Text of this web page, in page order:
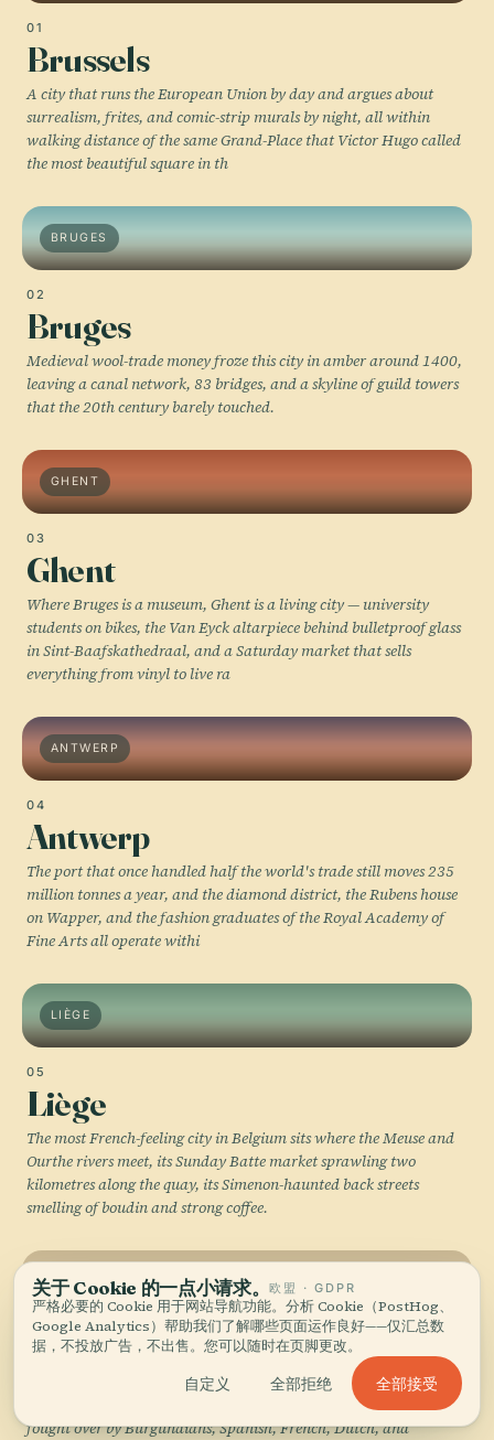
01
Brussels
A city that runs the European Union by day and argues about
surrealism, frites, and comic-strip murals by night, all within
walking distance of the same Grand-Place that Victor Hugo called
the most beautiful square in th
BRUGES
02
Bruges
Medieval wool-trade money froze this city in amber around 1400,
leaving a canal network, 83 bridges, and a skyline of guild towers
that the 20th century barely touched.
GHENT
03
Ghent
Where Bruges is a museum, Ghent is a living city — university
students on bikes, the Van Eyck altarpiece behind bulletproof glass
in Sint-Baafskathedraal, and a Saturday market that sells
everything from vinyl to live ra
ANTWERP
04
Antwerp
The port that once handled half the world's trade still moves 235
million tonnes a year, and the diamond district, the Rubens house
on Wapper, and the fashion graduates of the Royal Academy of
Fine Arts all operate withi
LIÈGE
05
Liège
The most French-feeling city in Belgium sits where the Meuse and
Ourthe rivers meet, its Sunday Batte market sprawling two
kilometres along the quay, its Simenon-haunted back streets
smelling of boudin and strong coffee.
NAMUR
06
A citadel on a rock where the Sambre meets the Meuse has been
fought over by Burgundians, Spanish, French, Dutch, and
关于 Cookie 的一点小请求。欧盟 · GDPR
严格必要的 Cookie 用于网站导航功能。分析 Cookie（PostHog、
Google Analytics）帮助我们了解哪些页面运作良好——仅汇总数
据，不投放广告，不出售。您可以随时在页脚更改。
自定义 全部拒绝 全部接受